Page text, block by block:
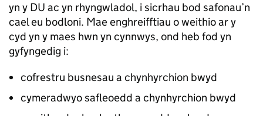
yn y DU ac yn rhyngwladol, i sicrhau bod safonau’n
cael eu bodloni. Mae enghreifftiau o weithio ar y
cyd yn y maes hwn yn cynnwys, ond heb fod yn
gyfyngedig i:
cofrestru busnesau a chynhyrchion bwyd
cymeradwyo safleoedd a chynhyrchion bwyd